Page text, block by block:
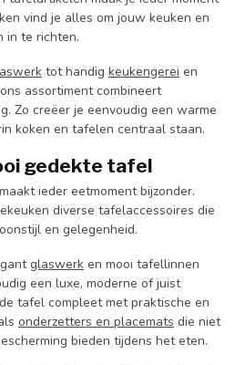
vind je alles om jouw keuken en
in te richten.
tot handig keukengerei en
assortiment combineert
Zo creëer je eenvoudig een warme
koken en tafelen centraal staan.
gedekte tafel
ieder eetmoment bijzonder.
diverse tafelaccessoires die
en gelegenheid.
glaswerk en mooi tafellinnen
een luxe, moderne of juist
tafel compleet met praktische en
onderzetters en placemats die niet
bieden tijdens het eten.